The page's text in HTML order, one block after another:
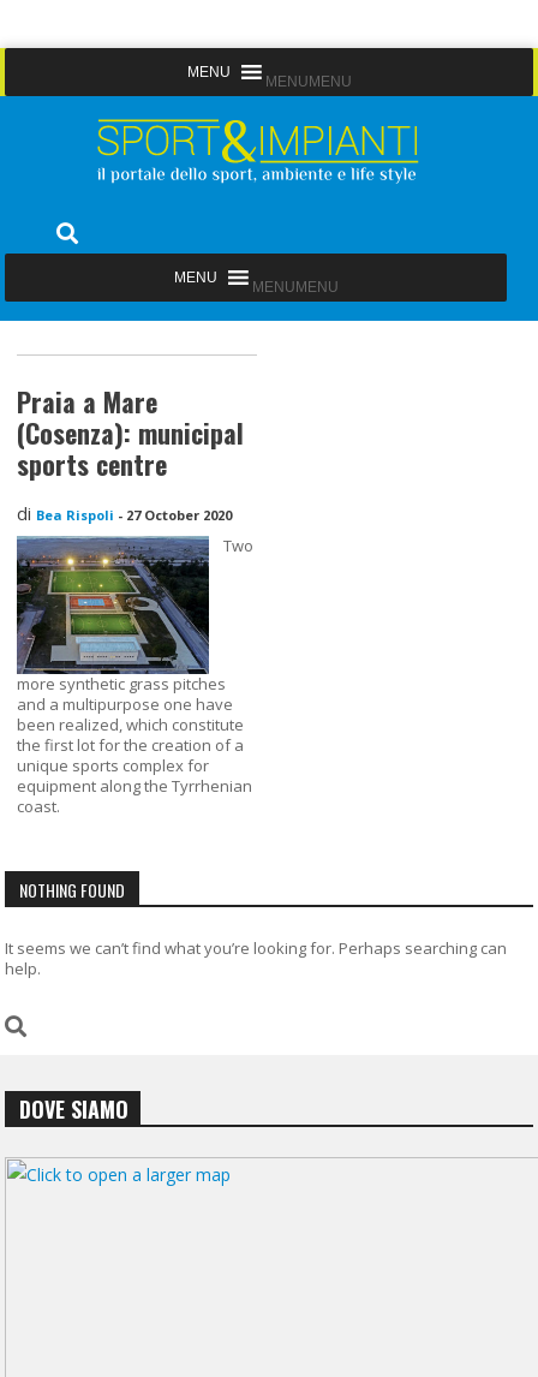
to
MENU MENU
Sport&Impianti
MENU MENU
Praia a Mare
(Cosenza): municipal
sports centre
di Bea Rispoli - 27 October 2020
Two
more synthetic grass pitches
and a multipurpose one have
been realized, which constitute
the first lot for the creation of a
unique sports complex for
equipment along the Tyrrhenian
coast.
NOTHING FOUND
It seems we can’t find what you’re looking for. Perhaps searching can
help.
DOVE SIAMO